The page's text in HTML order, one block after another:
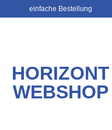
einfache Bestellung
HORIZONT
WEBSHOP